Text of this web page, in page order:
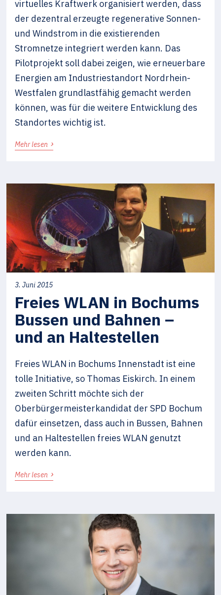
virtuelles Kraftwerk organisiert werden, dass
der dezentral erzeugte regenerative Sonnen-
und Windstrom in die existierenden
Stromnetze integriert werden kann. Das
Pilotprojekt soll dabei zeigen, wie erneuerbare
Energien am Industriestandort Nordrhein-
Westfalen grundlastfähig gemacht werden
können, was für die weitere Entwicklung des
Standortes wichtig ist.
Mehr lesen ›
3. Juni 2015
Freies WLAN in Bochums
Bussen und Bahnen –
und an Haltestellen
Freies WLAN in Bochums Innenstadt ist eine
tolle Initiative, so Thomas Eiskirch. In einem
zweiten Schritt möchte sich der
Oberbürgermeisterkandidat der SPD Bochum
dafür einsetzen, dass auch in Bussen, Bahnen
und an Haltestellen freies WLAN genutzt
werden kann.
Mehr lesen ›